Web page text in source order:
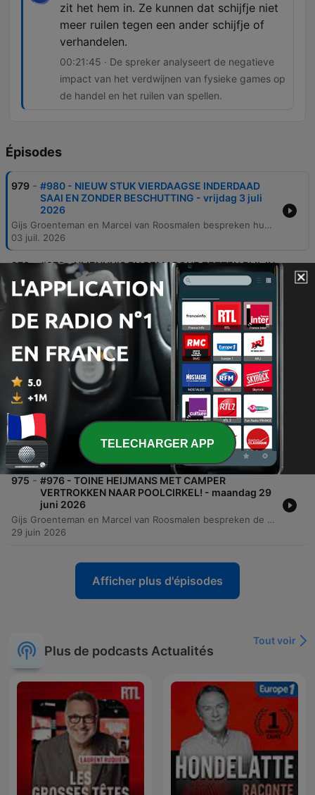
zit het hem in. Ze kunnen dat schijfje niet
meer ruilen tegen een ander schijfje of
verhandelen.
00:21:45 · De spreker analyseert de negatieve
impact van het verdwijnen van fysieke games op
de handel en het ruilen van spellen.
Épisodes
979 - #980 - NIEUW STUK VIERDAAGSE INDERDAAD
SAAI EN ZONDER BESCHUTTING - vrijdag 3 juli
2026
Gijs Groenteman en Marcel van Roosmalen bespreken hun vermoeidheid na een intensief jaar en de komst van de vakantie. De aflevering behandelt diverse actuele onderwerpen, van de voordelen van thuisbatterijen en de nieuwe wachttijden op Schiphol tot de opkomst van fatbikes in Almere en de politieke besluitvorming in het Vaticaan. Daarnaast reflecteren ze op de kwaliteit van de journalistiek en de impact van de stop op fysieke PlayStation-spellen door Sony.
03 juil. 2026
978 - #979 - NIJENHUIS EN REMARQUE ZETTEN BIJL IN
9 TOT 5-MENTALITEIT AD-JOURNALISTEN -
donderdag 2 juli 2026
In deze aflevering bespreken Gijs en Marcel de invoering van een kleiner stembiljet bij de Europese verkiezingen en de impact van MadSleeps producten op slaapcomfort. Daarnaast behandelen ze het nieuws over de lagere hekken op de Hoge Veluwe om de wildstand te reguleren. Verder wordt het 'IJzerenhekkenakkoord' op de Veluwe en de impact op de natuur en bewoners besproken, evenals de acteerprestaties in de serie Baantje. Tot slot wordt de kritiek van journalist Hans Nijhuis op de werkethiek van de nieuwe generatie journalisten en lokale tradities in Velp behandeld.
02 juil. 2026
977 -
#978 - TOXISCHE WERKSFEER IN ZEIST JAAGT
RONALD KOEMAN WEG - woensdag 1 juli 2026
Gijs Groenteman en Marcel van Roosmalen bespreken de impact van schermtijd op jonge kinderen en de voordelen van grote schermen, gevolgd door een aanbieding voor MadSleeps matrassen. Daarnaast wordt er gekeken naar de protesten in de Arnhemse wijk Geitenkamp tegen een 24-uurs sportschool. De sprekers behandelen diverse nieuwsitems, van de Olympische Spelen in Heerenveen en de zakelijke strategieën van Donald Trump tot de stijgende kosten voor pakketjes uit China. Tot slot wordt de kritische sfeer binnen de KNVB en de impact van speculaties over de bondscoach besproken.
01 juil. 2026
976 - #977 - JUSTIN KLUIVERT HAD PENALTY BETER
MOETEN MIKKEN - dinsdag 30 juni 2026
Gijs Groenteman en Marcel van Roosmalen bespreken de teleurstellende prestaties van het Nederlands voetbalelftal tijdens het WK, met specifieke aandacht voor gemiste penalty's. Daarnaast behandelen ze diverse nieuwsitems, waaronder de spanning op het Arnhemse stroomnet, een fraudezaak bij Netflix en de kritiek van Tom de Graaf op het politieke systeem. Verder gaan de sprekers in op de problematiek van anonieme bronnen in de journalistiek en de impact daarvan op reputaties. Ook worden diverse nieuwtjes gedeeld, zoals een fietsongeluk van Thijs van den Brink.
30 juin 2026
975 - #976 - TOINE HEIJMANS MET CAMPER
VERTROKKEN NAAR POOLCIRKEL! - maandag 29
juni 2026
Gijs Groenteman en Marcel van Roosmalen bespreken de extreme hitte in Oostenrijk en de impact daarvan op het dagelijks leven. Daarnaast gaat het gesprek over de staat van de grasmat in het GelreDome van Vitesse en de moeizame relatie tussen de club en de KNVB. De podcast behandelt verder diverse onderwerpen, variërend van de impact van Dentalfit op bekende voetballers en technologische vooruitgang in de Oekraïense oorlog tot de nieuwe journalistieke serie van Twan Heijmans. Tot slot wordt er stilgestaan bij de Spaanse vernieuwing bij Ajax en de verwachtingen voor de wedstrijd tussen Nederland en Marokko.
29 juin 2026
Afficher plus d'épisodes
Plus de podcasts Actualités
Tout voir
TELECHARGER APP